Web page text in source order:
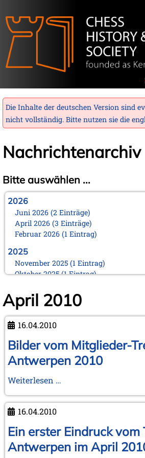
Die Inhalte der deutschen Version sind
nicht vollständig. Bitte nutzen sie die
Nachrichtenarchiv
Bitte auswählen ...
2026
Juni 2026 (2 Einträge)
April 2026 (3 Einträge)
Februar 2026 (1 Eintrag)
2025
November 2025 (1 Eintrag)
Oktober 2025 (1 Eintrag)
Juni 2025 (1 Eintrag)
März 2025 (1 Eintrag)
Februar 2025 (1 Eintrag)
Januar 2025 (1 Eintrag)
2024
November 2024 (1 Eintrag)
Oktober 2024 (1 Eintrag)
August 2024 (2 Einträge)
Januar 2024 (1 Eintrag)
2023
September 2023 (1 Eintrag)
August 2023 (1 Eintrag)
April 2023 (1 Eintrag)
April 2010
16.04.2010
Bilder vom Mitglieder-
Antwerpen 2010
Weiterlesen …
Mitglieder-
in
Antwerpen
2010
16.04.2010
Ein erster Eindruck vom
Antwerpen im April